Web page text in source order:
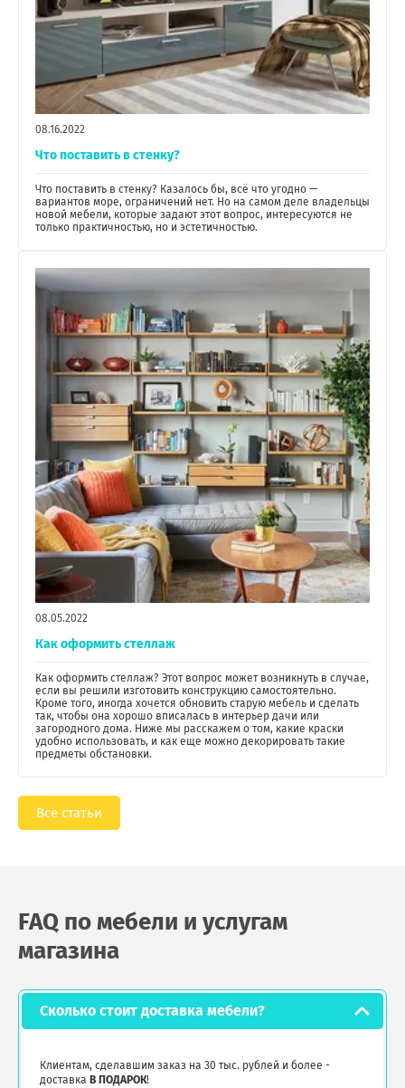
08.16.2022
Что поставить в стенку?
Что поставить в стенку? Казалось бы, всё что угодно —
вариантов море, ограничений нет. Но на самом деле владельцы
новой мебели, которые задают этот вопрос, интересуются не
только практичностью, но и эстетичностью.
08.05.2022
Как оформить стеллаж
Как оформить стеллаж? Этот вопрос может возникнуть в случае,
если вы решили изготовить конструкцию самостоятельно.
Кроме того, иногда хочется обновить старую мебель и сделать
так, чтобы она хорошо вписалась в интерьер дачи или
загородного дома. Ниже мы расскажем о том, какие краски
удобно использовать, и как еще можно декорировать такие
предметы обстановки.
Все статьи
FAQ по мебели и услугам
магазина
Сколько стоит доставка мебели?
Клиентам, сделавшим заказ на 30 тыс. рублей и более -
доставка В ПОДАРОК!